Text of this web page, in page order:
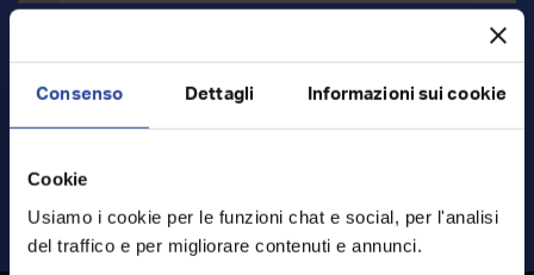
Consenso Dettagli Informazioni sui cookie
Cookie
Usiamo i cookie per le funzioni chat e social, per l'analisi
del traffico e per migliorare contenuti e annunci.
Ho letto e accetto